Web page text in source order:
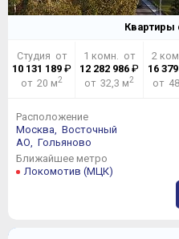
Квартиры
Студия от
10 131 189₽
от 20 м2
1 комн. от
12 282 986 ₽
от 32,3 м2
2
16
от
Расположение
Москва,
Восточный
АО,
Гольяново
Ближайшее метро
Локомотив (МЦК)